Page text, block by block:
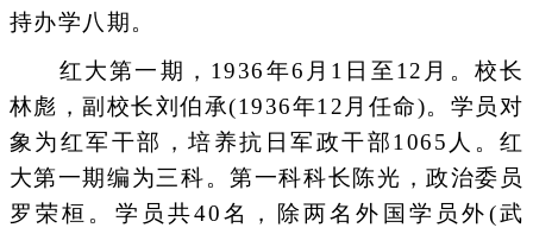
持办学八期。
红大第一期，1936年6月1日至12月。校长
林彪，副校长刘伯承(1936年12月任命)。学员对
象为红军干部，培养抗日军政干部1065人。红
大第一期编为三科。第一科科长陈光，政治委员
罗荣桓。学员共40名，除两名外国学员外(武